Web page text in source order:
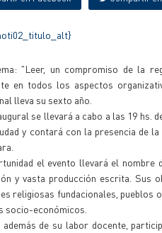
"Leer, un compromiso de la
en todos los aspectos
lleva su sexto año.
se llevará a cabo a las 19
y contará con la presencia de
el evento llevará el
y vasta producción escrita. Sus
religiosas fundacionales, pueblos
socio-económicos.
además de su labor docente,